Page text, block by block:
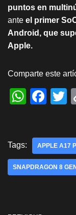
puntos en
ante el primer
Android, que
Apple.
Comparte este
W
s
A
p
F
e
b
o
Tags: APPLE A17
SNAPDRAGON 8